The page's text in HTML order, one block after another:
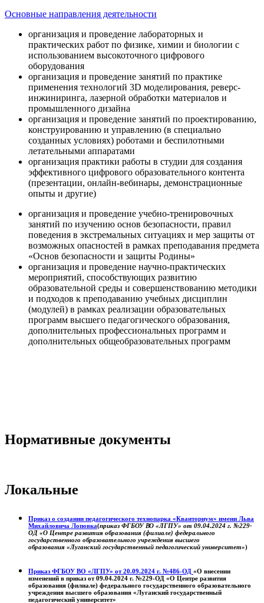
Основные направления деятельности
организация и проведение лабораторных и
практических работ по физике, химии и биологии с
использованием высокоточного цифрового
оборудования
организация и проведение занятий по практике
применения технологий 3D моделирования, реверс-
инжиниринга, лазерной обработки материалов и
промышленного дизайна
организация и проведение занятий по проектированию,
конструированию и управлению (в специально
созданных условиях) роботами и беспилотными
летательными аппаратами
организация практики работы в студии для создания
эффективного цифрового образовательного контента
(презентации, онлайн-вебинары, демонстрационные
опыты и другие)
организация и проведение учебно-тренировочных
занятий по изучению основ безопасности, правил
поведения в экстремальных ситуациях и мер защиты от
возможных опасностей в рамках преподавания предмета
«Основ безопасности и защиты Родины»
организация и проведение научно-практических
мероприятий, способствующих развитию
образовательной среды и совершенствованию методики
и подходов к преподаванию учебных дисциплин
(модулей) в рамках реализации образовательных
программ высшего педагогического образования,
дополнительных профессиональных программ и
дополнительных общеобразовательных программ
Нормативные документы
Локальные
Приказ о создании педагогического технопарка «Кванториум» имени Льва
Михайловича Лоповка(приказ ФГБОУ ВО «ЛГПУ» от 09.04.2024 г. №229-
ОД «О Центре развития образования (филиале) федерального
государственного образовательного учреждения высшего
образования «Луганский государственный педагогический университет»)
Приказ ФГБОУ ВО «ЛГПУ» от 20.09.2024 г. №486-ОД «О внесении
изменений в приказ от 09.04.2024 г. №229-ОД «О Центре развития
образования (филиале) федерального государственного образовательного
учреждения высшего образования «Луганский государственный
педагогический университет»